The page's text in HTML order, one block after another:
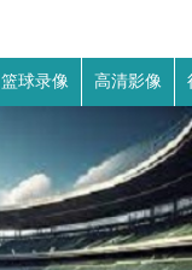
篮球录像 高清影像